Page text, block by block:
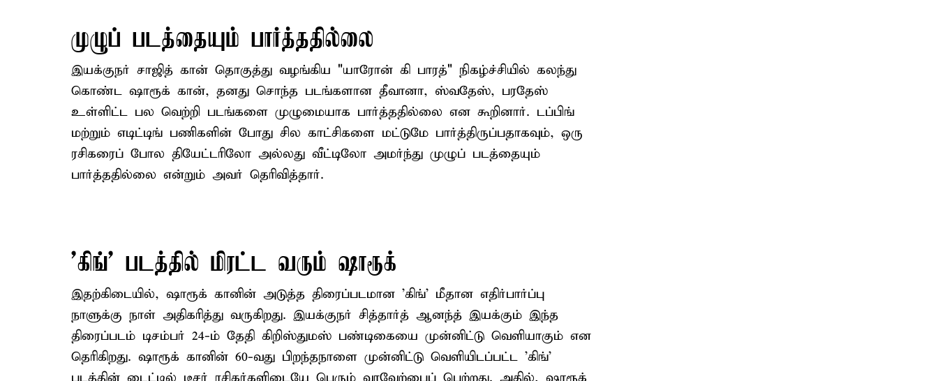
முழுப் படத்தையும் பார்த்ததில்லை
இயக்குநர் சாஜித் கான் தொகுத்து வழங்கிய "யாரோன் கி பாரத்" நிகழ்ச்சியில் கலந்து
கொண்ட ஷாரூக் கான், தனது சொந்த படங்களான தீவானா, ஸ்வதேஸ், பரதேஸ்
உள்ளிட்ட பல வெற்றி படங்களை முழுமையாக பார்த்ததில்லை என கூறினார். டப்பிங்
மற்றும் எடிட்டிங் பணிகளின் போது சில காட்சிகளை மட்டுமே பார்த்திருப்பதாகவும், ஒரு
ரசிகரைப் போல தியேட்டரிலோ அல்லது வீட்டிலோ அமர்ந்து முழுப் படத்தையும்
பார்த்ததில்லை என்றும் அவர் தெரிவித்தார்.
'கிங்' படத்தில் மிரட்ட வரும் ஷாரூக்
இதற்கிடையில், ஷாரூக் கானின் அடுத்த திரைப்படமான ’கிங்’ மீதான எதிர்பார்ப்பு
நாளுக்கு நாள் அதிகரித்து வருகிறது. இயக்குநர் சித்தார்த் ஆனந்த் இயக்கும் இந்த
திரைப்படம் டிசம்பர் 24-ம் தேதி கிறிஸ்துமஸ் பண்டிகையை முன்னிட்டு வெளியாகும் என
தெரிகிறது. ஷாரூக் கானின் 60-வது பிறந்தநாளை முன்னிட்டு வெளியிடப்பட்ட ’கிங்’